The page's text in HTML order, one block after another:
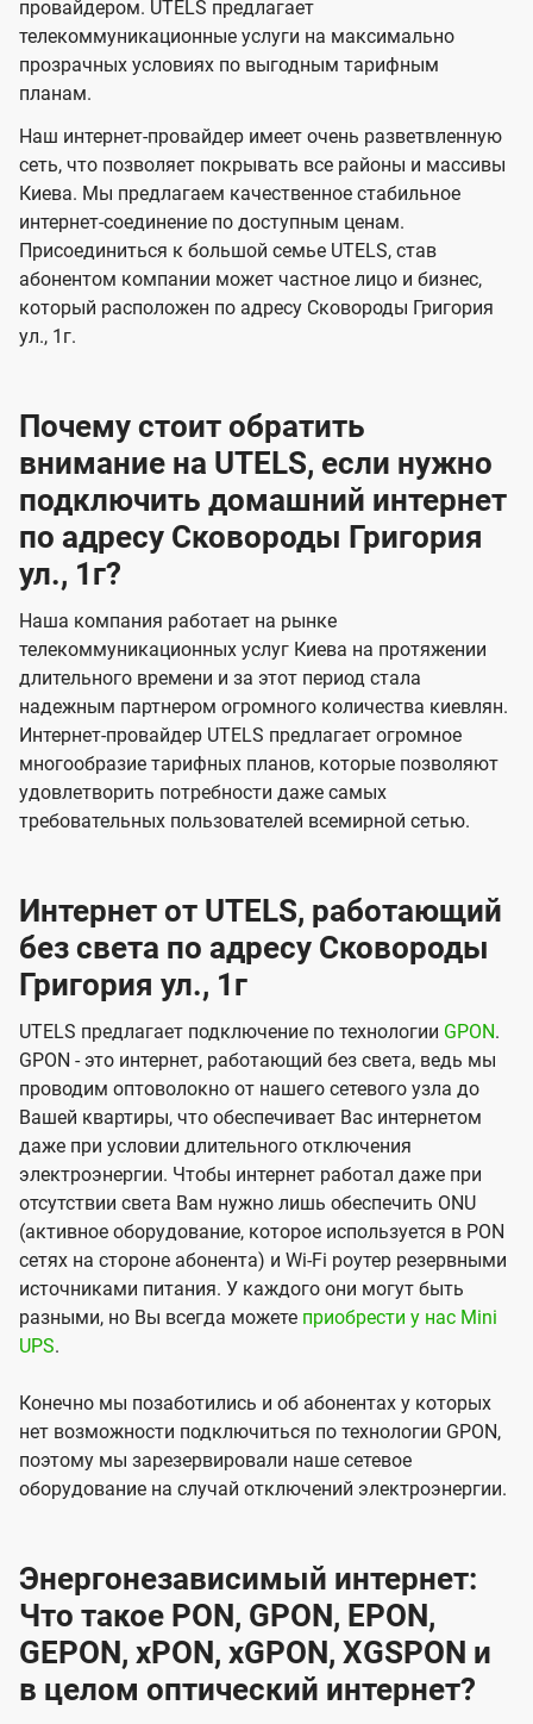
s
и
д
е
н
и
я
д
е
и
я
провайдером. UTELS предлагает
телекоммуникационные услуги на максимально
прозрачных условиях по выгодным тарифным
планам.
Наш интернет-провайдер имеет очень разветвленную
сеть, что позволяет покрывать все районы и массивы
Киева. Мы предлагаем качественное стабильное
интернет-соединение по доступным ценам.
Присоединиться к большой семье UTELS, став
абонентом компании может частное лицо и бизнес,
который расположен по адресу Сковороды Григория
ул., 1г.
Почему стоит обратить
внимание на UTELS, если нужно
подключить домашний интернет
по адресу Сковороды Григория
ул., 1г?
Наша компания работает на рынке
телекоммуникационных услуг Киева на протяжении
длительного времени и за этот период стала
надежным партнером огромного количества киевлян.
Интернет-провайдер UTELS предлагает огромное
многообразие тарифных планов, которые позволяют
удовлетворить потребности даже самых
требовательных пользователей всемирной сетью.
Интернет от UTELS, работающий
без света по адресу Сковороды
Григория ул., 1г
UTELS предлагает подключение по технологии GPON.
GPON - это интернет, работающий без света, ведь мы
проводим оптоволокно от нашего сетевого узла до
Вашей квартиры, что обеспечивает Вас интернетом
даже при условии длительного отключения
электроэнергии. Чтобы интернет работал даже при
отсутствии света Вам нужно лишь обеспечить ONU
(активное оборудование, которое используется в PON
сетях на стороне абонента) и Wi-Fi роутер резервными
источниками питания. У каждого они могут быть
разными, но Вы всегда можете приобрести у нас Mini
UPS.
Конечно мы позаботились и об абонентах у которых
нет возможности подключиться по технологии GPON,
поэтому мы зарезервировали наше сетевое
оборудование на случай отключений электроэнергии.
Энергонезависимый интернет:
Что такое PON, GPON, EPON,
GEPON, xPON, xGPON, XGSPON и
в целом оптический интернет?